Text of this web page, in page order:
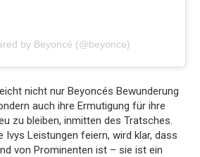
by Beyoncé (@beyonce)
nicht nur Beyoncés Bewunderung
auch ihre Ermutigung für ihre
zu bleiben, inmitten des Tratsches.
Ivys Leistungen feiern, wird klar, dass
von Prominenten ist – sie ist ein